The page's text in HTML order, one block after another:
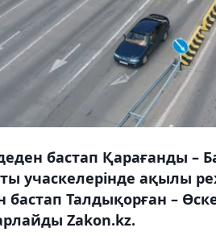
бастап Қарағанды –
учаскелерінде ақылы
Талдықорған –
Zakon.kz.